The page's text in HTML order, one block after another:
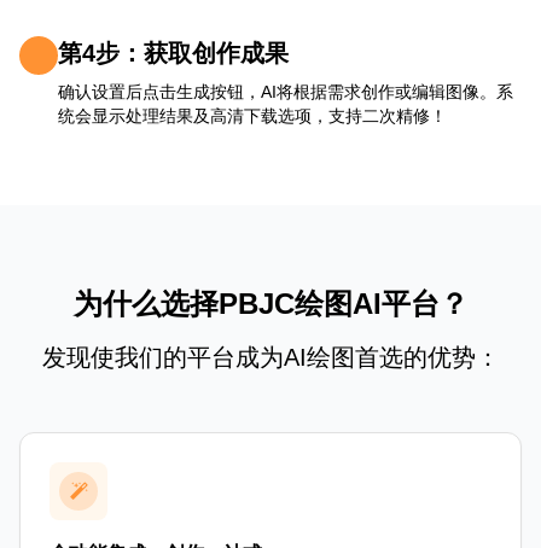
第4步：获取创作成果
确认设置后点击生成按钮，AI将根据需求创作或编辑图像。系
统会显示处理结果及高清下载选项，支持二次精修！
为什么选择PBJC绘图AI平台？
发现使我们的平台成为AI绘图首选的优势：